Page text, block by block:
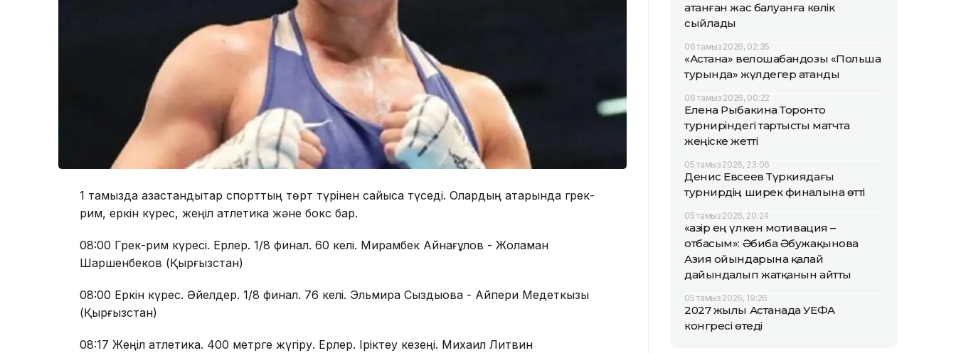
1 тамызда қазақстандықтар спорттың төрт түрінен сайысқа түседі. Олардың қатарында грек-
рим, еркін күрес, жеңіл атлетика және бокс бар.
08:00 Грек-рим күресі. Ерлер. 1/8 финал. 60 келі. Мирамбек Айнағұлов - Жоламан
Шаршенбеков (Қырғызстан)
08:00 Еркін күрес. Әйелдер. 1/8 финал. 76 келі. Эльмира Сыздықова - Айпери Медеткызы
(Қырғызстан)
08:17 Жеңіл атлетика. 400 метрге жүгіру. Ерлер. Іріктеу кезеңі. Михаил Литвин
атанған жас балуанға көлік
сыйлады
06 тамыз 2026, 02:35
«Астана» велошабандозы «Польша
турында» жүлдегер атанды
06 тамыз 2026, 00:22
Елена Рыбакина Торонто
турниріндегі тартысты матчта
жеңіске жетті
05 тамыз 2026, 23:06
Денис Евсеев Түркиядағы
турнирдің ширек финалына өтті
05 тамыз 2026, 20:24
«Қазір ең үлкен мотивация –
отбасым»: Әбиба Әбужақынова
Азия ойындарына қалай
дайындалып жатқанын айтты
05 тамыз 2026, 19:26
2027 жылы Астанада УЕФА
конгресі өтеді